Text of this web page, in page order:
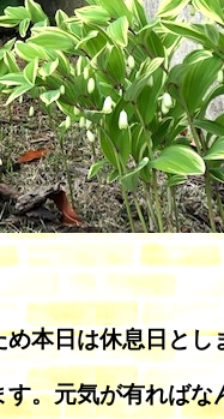
本日は休息日とし
。元気が有ればな